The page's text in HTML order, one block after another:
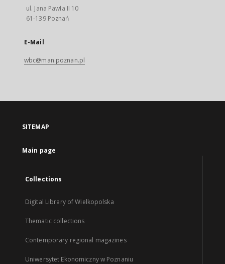
ul. Jana Pawła II 10
61-139 Poznań
E-Mail
wbc@man.poznan.pl
SITEMAP
Main page
Collections
Digital Library of Wielkopolska
Thematic collections
Contemporary regional magazines
Uniwersytet Ekonomiczny w Poznaniu